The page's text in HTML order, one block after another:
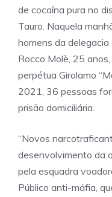
de cocaína pura no
Tauro. Naquela
homens da
Rocco Molè, 25
perpétua Girolamo
2021, 36 pessoas
prisão domiciliária.
“Novos
desenvolvimento da
pela esquadra
Público anti-máfia,